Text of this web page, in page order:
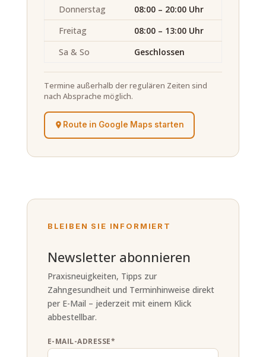
Donnerstag
08:00 – 20:00 Uhr
Freitag
08:00 – 13:00 Uhr
Sa & So
Geschlossen
Termine außerhalb der regulären Zeiten sind
nach Absprache möglich.
Route in Google Maps starten
BLEIBEN SIE INFORMIERT
Newsletter abonnieren
Praxisneuigkeiten, Tipps zur
Zahngesundheit und Terminhinweise direkt
per E-Mail – jederzeit mit einem Klick
abbestellbar.
E-MAIL-ADRESSE*